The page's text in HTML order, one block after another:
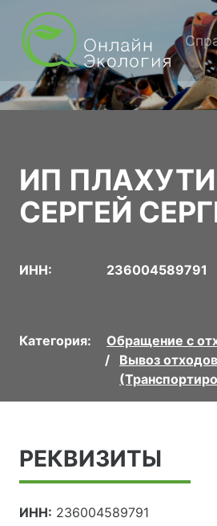
ИП
СЕРГЕЙ
ИНН: 236004589791
Категория:
Обращение с
Вывоз отходов
РЕКВИЗИТЫ
ИНН: 236004589791